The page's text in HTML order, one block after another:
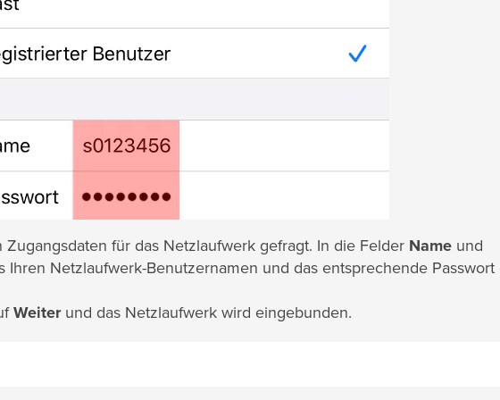
für das Netzlaufwerk gefragt. In die Felder Name und
Ihren Netzlaufwerk-Benutzernamen und das entsprechende Passwort
Weiterund das Netzlaufwerk wird eingebunden.